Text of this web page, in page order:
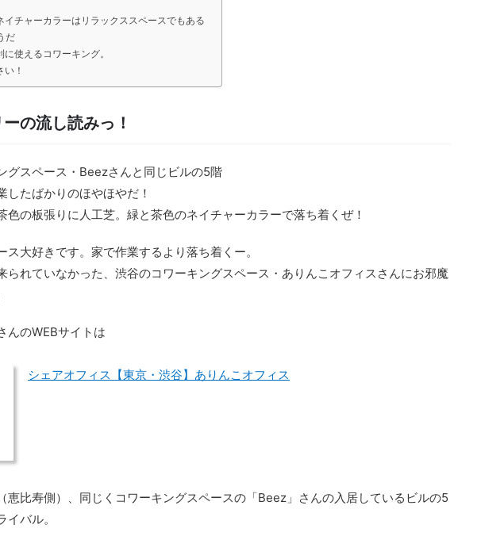
イチャーカラーはリラックススペースでもある
だ
使えるコワーキング。
！
の流し読みっ！
グスペース・Beezさんと同じビルの5階
したばかりのほやほやだ！
色の板張りに人工芝。緑と茶色のネイチャーカラーで落ち着くぜ！
ス大好きです。家で作業するより落ち着くー。
られていなかった、渋谷のコワーキングスペース・ありんこオフィスさんにお邪魔
んのWEBサイトは
シェアオフィス【東京・渋谷】ありんこオフィス
恵比寿側）、同じくコワーキングスペースの「Beez」さんの入居しているビルの5
バル。